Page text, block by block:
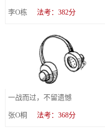
李O栋 法考：382分
一战而过，不留遗憾
张O桐 法考：368分